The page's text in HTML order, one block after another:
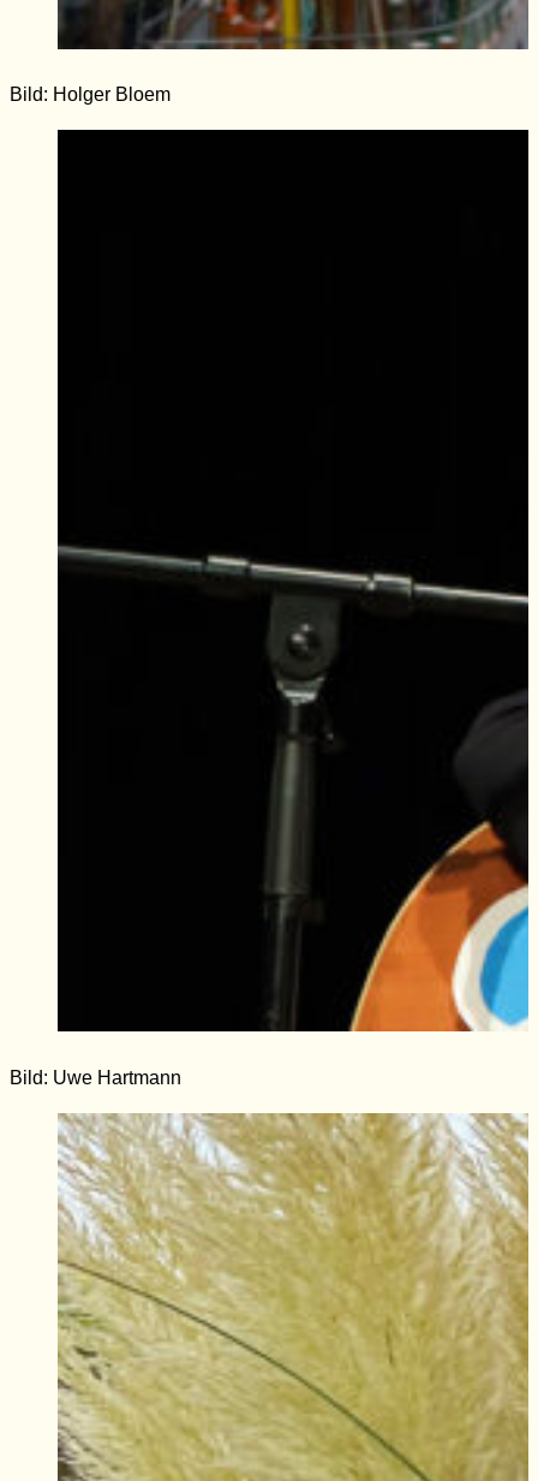
Bild: Holger Bloem
Bild: Uwe Hartmann